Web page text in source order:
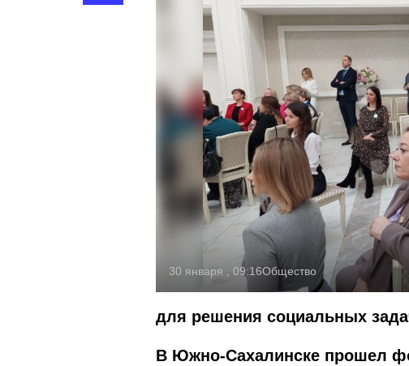
30 января , 09:16Общество
для решения социальных
В Южно-Сахалинске прошел